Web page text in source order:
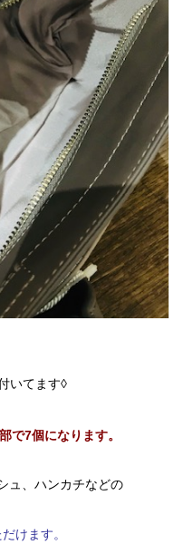
いてます◊
で7個になります。
ュ、ハンカチなどの
けます。